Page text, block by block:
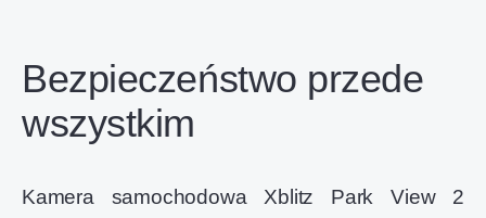
Bezpieczeństwo przede
wszystkim
Kamera samochodowa Xblitz Park View 2